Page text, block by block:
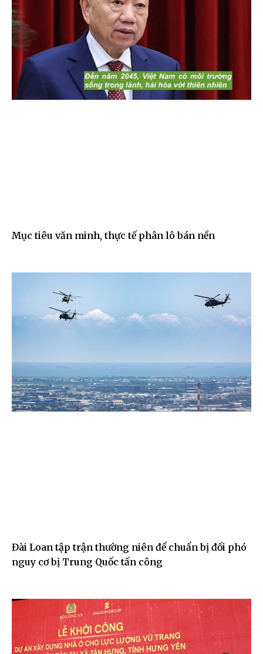
Mục tiêu văn minh, thực tế phân lô bán nền
Đài Loan tập trận thường niên để chuẩn bị đối phó
nguy cơ bị Trung Quốc tấn công